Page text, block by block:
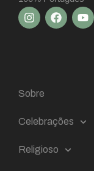
Sobre
Celebrações
Religioso